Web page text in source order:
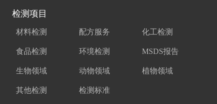
检测项目
材料检测 配方服务 化工检测
食品检测 环境检测 MSDS报告
生物领域 动物领域 植物领域
其他检测 检测标准